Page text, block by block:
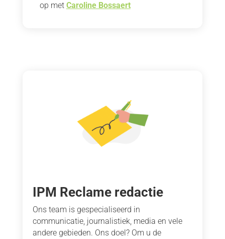
op met Caroline Bossaert
IPM Reclame redactie
Ons team is gespecialiseerd in
communicatie, journalistiek, media en vele
andere gebieden. Ons doel? Om u de